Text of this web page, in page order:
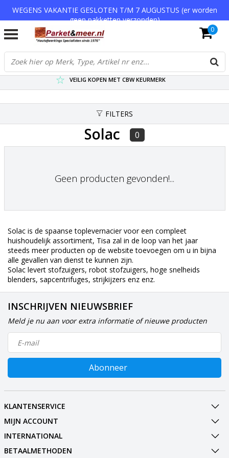
WEGENS VAKANTIE GESLOTEN T/M 7 AUGUSTUS (er worden
geen pakketten verzonden)
VERZENDKOSTEN € 7,95 (GRATIS VA €75,-)
SCHERPSTE PRIJZEN TOT WEL 75% KORTING !
VEILIG KOPEN MET CBW KEURMERK
0
FILTERS
Solac 0
Geen producten gevonden!...
Solac is de spaanse toplevernacier voor een compleet
huishoudelijk assortiment, Tisa zal in de loop van het jaar
steeds meer producten op de website toevoegen om u in bijna
alle gevallen van dienst te kunnen zijn.
Solac levert stofzuigers, robot stofzuigers, hoge snelheids
blenders, sapcentrifuges, strijkijzers enz enz.
INSCHRIJVEN NIEUWSBRIEF
Meld je nu aan voor extra informatie of nieuwe producten
Abonneer
KLANTENSERVICE
MIJN ACCOUNT
INTERNATIONAL
BETAALMETHODEN